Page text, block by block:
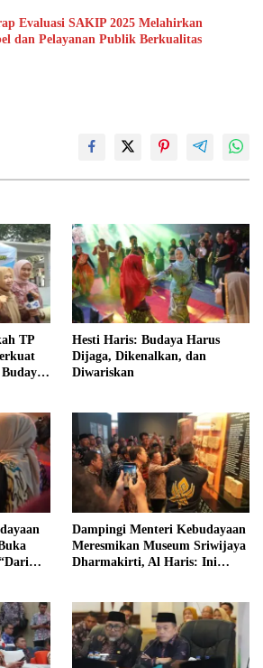
Evaluasi SAKIP 2025 Melahirkan
dan Pelayanan Publik Berkualitas
TP
Hesti Haris: Budaya Harus
Dijaga, Dikenalkan, dan
Diwariskan
Dampingi Menteri Kebudayaan
Meresmikan Museum Sriwijaya
Dharmakirti, Al Haris: Ini